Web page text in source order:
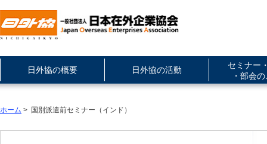
日外協の概要 日外協の活動
セミナー
・部会
ホーム > 国別派遣前セミナー（インド）